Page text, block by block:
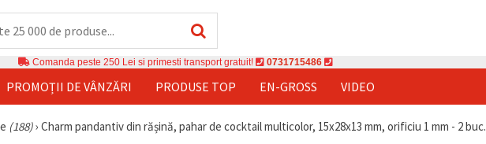
Comanda peste 250 Lei si primesti transport gratuit! 0731715486
PROMOȚII DE VÂNZĂRI PRODUSE TOP EN-GROSS VIDEO
(188)› Charm pandantiv din rășină, pahar de cocktail multicolor, 15x28x13 mm, orificiu 1 mm - 2 buc.